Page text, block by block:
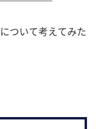
ついて考えてみた